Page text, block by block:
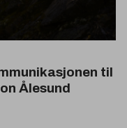
til
Ålesund